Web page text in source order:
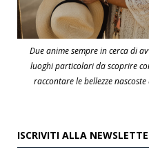
Due anime sempre in cerca di
luoghi particolari da scoprire
raccontare le bellezze
ISCRIVITI ALLA